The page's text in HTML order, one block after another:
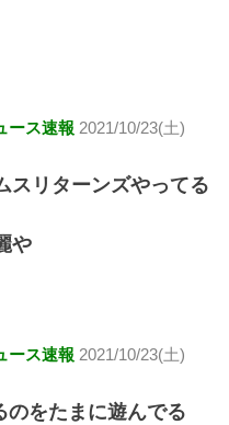
ース速報 2021/10/23(土)
スリターンズやってる
や
ース速報 2021/10/23(土)
をたまに遊んでる